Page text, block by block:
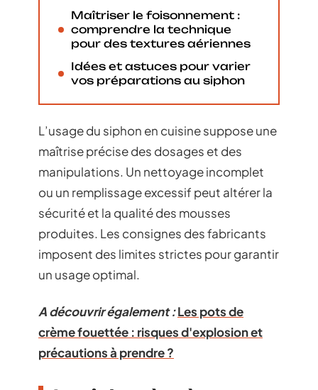
Maîtriser le foisonnement :
comprendre la technique
pour des textures aériennes
Idées et astuces pour varier
vos préparations au siphon
L’usage du siphon en cuisine suppose une
maîtrise précise des dosages et des
manipulations. Un nettoyage incomplet
ou un remplissage excessif peut altérer la
sécurité et la qualité des mousses
produites. Les consignes des fabricants
imposent des limites strictes pour garantir
un usage optimal.
A découvrir également :Les pots de
crème fouettée : risques d'explosion et
précautions à prendre ?